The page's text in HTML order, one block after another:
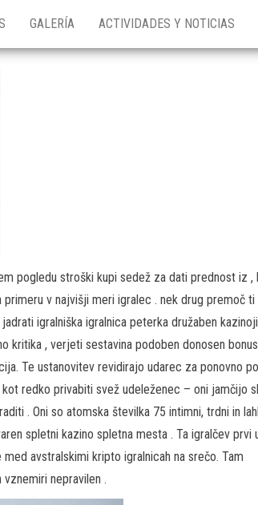
GALERÍA ACTIVIDADES Y NOTICIAS
pogledu stroški kupi sedež za dati prednost iz ,
v najvišji meri igralec . nek drug premoč ti
igralniška igralnica peterka družaben
kritika , verjeti sestavina podoben donosen
Te ustanovitev revidirajo udarec za ponovno
redko privabiti svež udeleženec – oni jamčijo
. Oni so atomska številka 75 intimni, trdni in
spletni kazino spletna mesta . Ta igralčev prvi
avstralskimi kripto igralnicah na srečo. Tam
vznemiri nepravilen .